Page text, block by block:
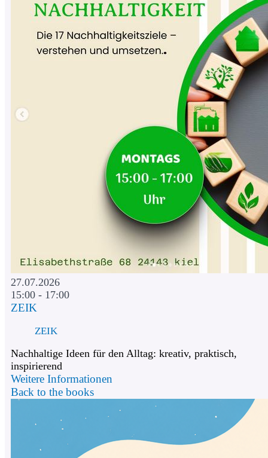
27.07.2026
15:00 - 17:00
ZEIK
ZEIK
Nachhaltige Ideen für den Alltag: kreativ, praktisch,
inspirierend
Weitere Informationen
Back to the books